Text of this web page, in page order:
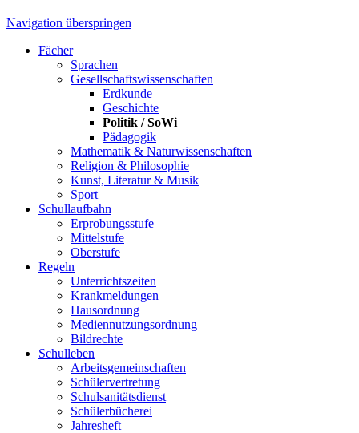
Navigation überspringen
Fächer
Sprachen
Gesellschaftswissenschaften
Erdkunde
Geschichte
Politik / SoWi
Pädagogik
Mathematik & Naturwissenschaften
Religion & Philosophie
Kunst, Literatur & Musik
Sport
Schullaufbahn
Erprobungsstufe
Mittelstufe
Oberstufe
Regeln
Unterrichtszeiten
Krankmeldungen
Hausordnung
Mediennutzungsordnung
Bildrechte
Schulleben
Arbeitsgemeinschaften
Schülervertretung
Schulsanitätsdienst
Schülerbücherei
Jahresheft